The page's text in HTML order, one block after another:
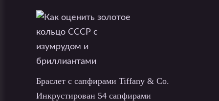
Браслет с сапфирами Tiffany & Co.
Инкрустирован 54 сапфирами